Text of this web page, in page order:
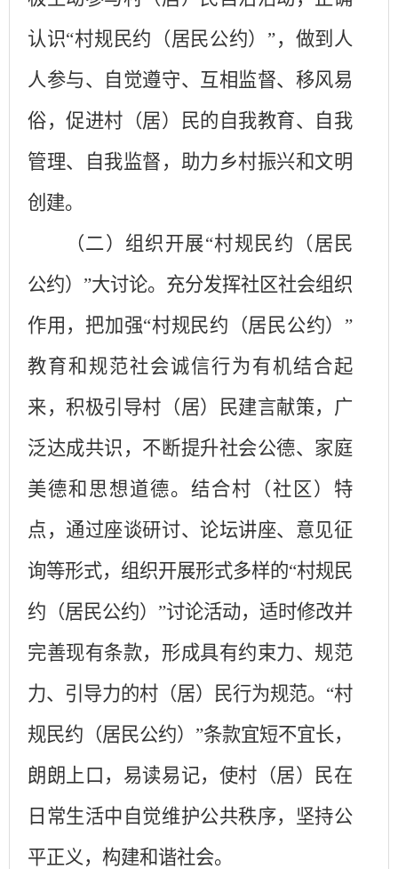
认识“村规民约（居民公约）”，做到人
人参与、自觉遵守、互相监督、移风易
俗，促进村（居）民的自我教育、自我
管理、自我监督，助力乡村振兴和文明
创建。
（二）组织开展“村规民约（居民
公约）”大讨论。 充分发挥社区社会组织
作用，把加强“村规民约（居民公约）”
教育和规范社会诚信行为有机结合起
来，积极引导村（居）民建言献策，广
泛达成共识，不断提升社会公德、家庭
美德和思想道德。结合村（社区）特
点，通过座谈研讨、论坛讲座、意见征
询等形式，组织开展形式多样的“村规民
约（居民公约）”讨论活动，适时修改并
完善现有条款，形成具有约束力、规范
力、引导力的村（居）民行为规范。“村
规民约（居民公约）”条款宜短不宜长，
朗朗上口，易读易记，使村（居）民在
日常生活中自觉维护公共秩序，坚持公
平正义，构建和谐社会。